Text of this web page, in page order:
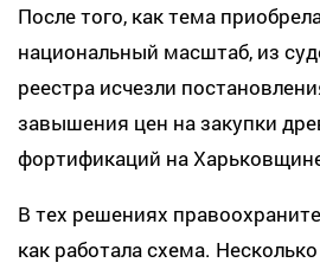
После того, как тема
национальный масштаб, из
реестра исчезли
завышения цен на закупки
фортификаций на
В тех решениях
как работала схема.